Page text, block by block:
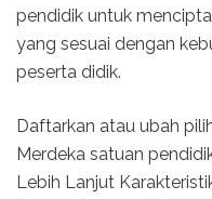
pendidik untuk
yang sesuai dengan
peserta didik.
Daftarkan atau ubah
Merdeka satuan
Lebih Lanjut